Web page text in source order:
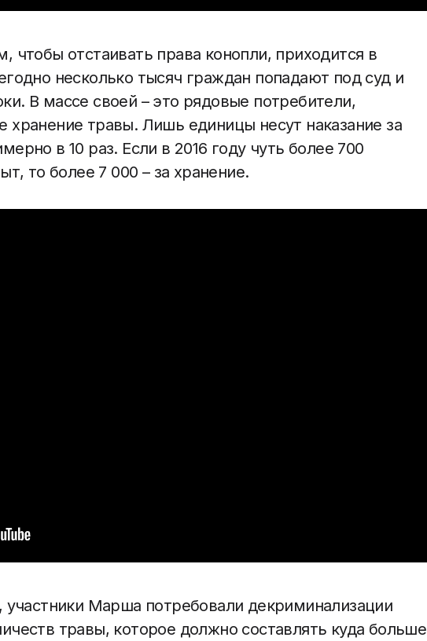
чтобы отстаивать права конопли, приходится в
несколько тысяч граждан попадают под суд и
В массе своей – это рядовые потребители,
хранение травы. Лишь единицы несут наказание за
в 10 раз. Если в 2016 году чуть более 700
то более 7 000 – за хранение.
участники Марша потребовали декриминализации
травы, которое должно составлять куда больше